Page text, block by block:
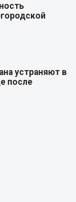
устраняют в
после